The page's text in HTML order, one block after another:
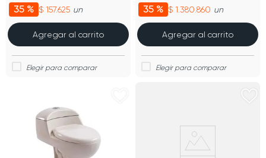
35 % $ 157.625 un
Agregar al carrito
35 % $ 1.380.860 un
Agregar al carrito